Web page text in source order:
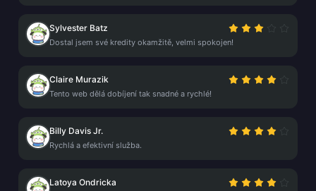
Sylvester Batz
Dostal jsem své kredity okamžitě, velmi spokojen!
Claire Murazik
Tento web dělá dobíjení tak snadné a rychlé!
Billy Davis Jr.
Rychlá a efektivní služba.
Latoya Ondricka